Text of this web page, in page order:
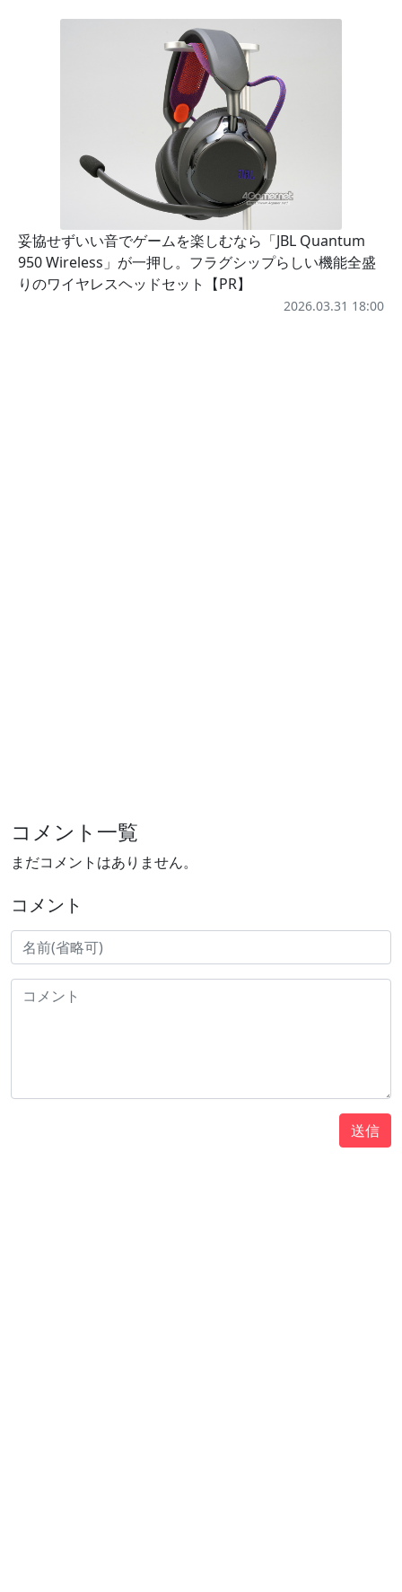
妥協せずいい音でゲームを楽しむなら「JBL Quantum
950 Wireless」が一押し。フラグシップらしい機能全盛
りのワイヤレスヘッドセット【PR】
2026.03.31 18:00
コメント一覧
まだコメントはありません。
コメント
送信